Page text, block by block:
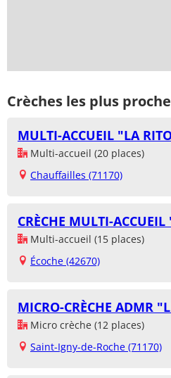
Crèches les plus
MULTI-ACCUEIL "LA
Multi-accueil (20 places)
Chauffailles (71170)
CRÈCHE MULTI-
Multi-accueil (15 places)
Écoche (42670)
MICRO-CRÈCHE ADMR
Micro crèche (12 places)
Saint-Igny-de-Roche (71170)